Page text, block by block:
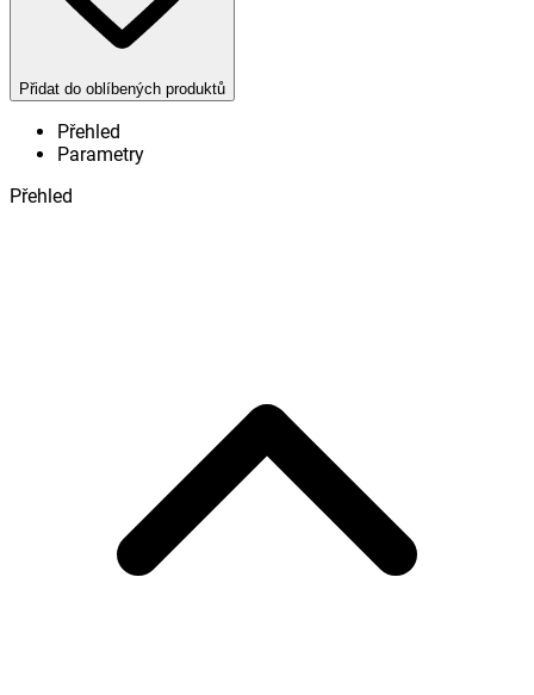
Přidat do oblíbených produktů
Přehled
Parametry
Přehled